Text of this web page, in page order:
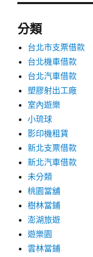
分類
台北市支票借款
台北機車借款
台北汽車借款
塑膠射出工廠
室內遊樂
小琉球
影印機租賃
新北支票借款
新北汽車借款
未分類
桃園當舖
樹林當鋪
澎湖旅遊
遊樂園
雲林當鋪